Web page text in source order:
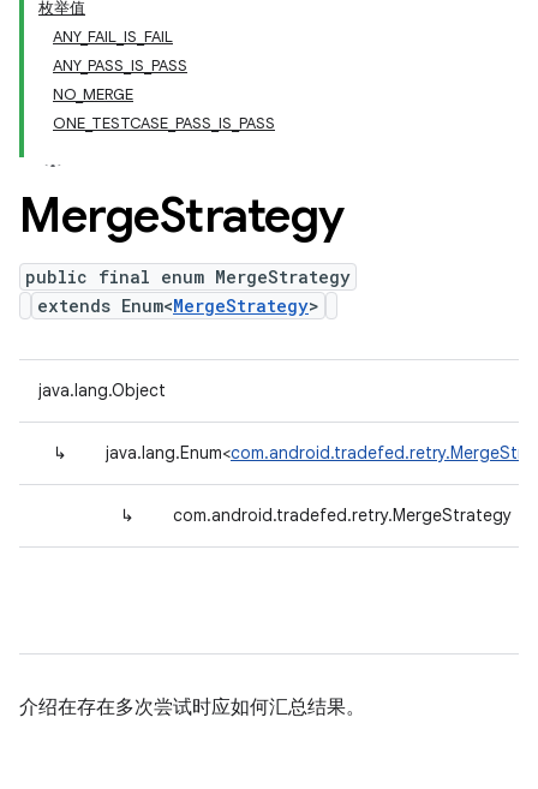
枚举值
ANY_FAIL_IS_FAIL
ANY_PASS_IS_PASS
NO_MERGE
ONE_TESTCASE_PASS_IS_PASS
MergeStrategy
public final enum MergeStrategy
extends Enum<MergeStrategy>
java.lang.Object
↳ java.lang.Enum<
↳ com.android.tradefed.retry.MergeStrategy
介绍在存在多次尝试时应如何汇总结果。